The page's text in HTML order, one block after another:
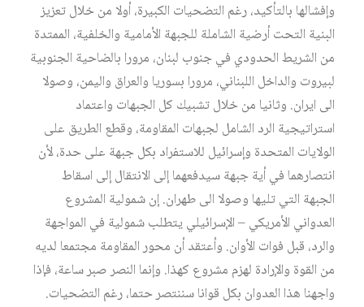
وإفشالها بالتأكيد، رغم التضحيات الكبيرة، أولا من خلال تعزيز
البنية التحت أرضية الشاملة للجبهة الأمامية والخلفية، الممتدة
من الشريط الحدودي في جنوب لبنان، مرورا بالضاحية الجنوبية
لبيروت والداخل اللبناني، مرورا بسوريا والعراق واليمن، وصولا
الى ايران. وثانيا من خلال تشبيك كل الجبهات واعتماد
استراتيجية الرد الشامل لجبهات المقاومة، وقطع الطريق على
الولايات المتحدة وإسرائيل للاستفراد بكل جبهة على حدة، لأن
انتصارهما في أية جبهة سيدفعهما إلى الانتقال إلى اسقاط
الجبهة التي تليها وصولا الى طهران. إن شمولية المشروع
العدواني الأمريكي – الإسرائيلي يتطلب شمولية في المواجهة
والرد، قبل فوات الأوان. وأعتقد أن محور المقاومة مجتمعا لديه
من القوة والإرادة لهزم مشروع كهذا. وإنما النصر صبر ساعة، فإذا
واجهنا هذا العدوان بكل قوانا سننتصر حتما، رغم التضحيات.